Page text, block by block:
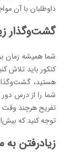
داوطلبان با آن
گشت‌وگذار
شما همیشه زمان
کنکور باید تلاش
هستید،
شما را از درس
تفریح هرچند وقت
توجه کنید که
زیادرفتن به